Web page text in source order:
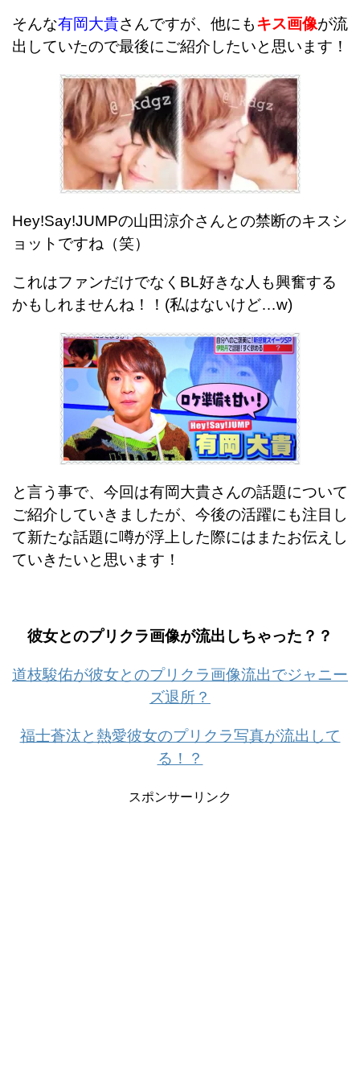
そんな有岡大貴さんですが、他にもキス画像が流
出していたので最後にご紹介したいと思います！
Hey!Say!JUMPの山田涼介さんとの禁断のキスシ
ョットですね（笑）
これはファンだけでなくBL好きな人も興奮する
かもしれませんね！！(私はないけど…w)
と言う事で、今回は有岡大貴さんの話題について
ご紹介していきましたが、 今後の活躍にも注目し
て新たな話題に噂が浮上した際にはまたお伝えし
ていきたいと思います！
彼女とのプリクラ画像が流出しちゃった？？
道枝駿佑が彼女とのプリクラ画像流出でジャニー
ズ退所？
福士蒼汰と熱愛彼女のプリクラ写真が流出して
る！？
スポンサーリンク